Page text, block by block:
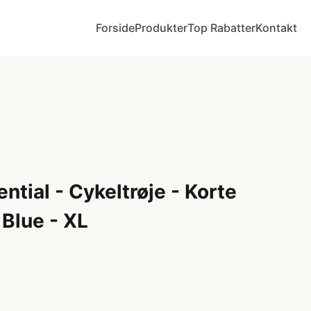
ForsideProdukterTop RabatterKontakt
- Cykeltrøje - Korte
- XL